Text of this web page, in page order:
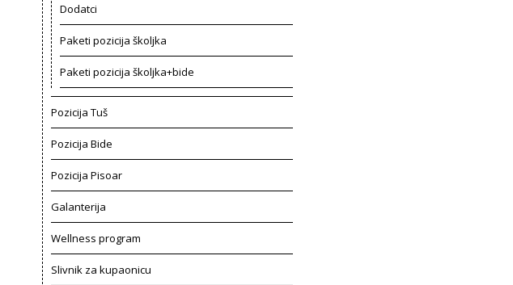
Dodatci
Paketi pozicija školjka
Paketi pozicija školjka+bide
Pozicija Tuš
Pozicija Bide
Pozicija Pisoar
Galanterija
Wellness program
Slivnik za kupaonicu